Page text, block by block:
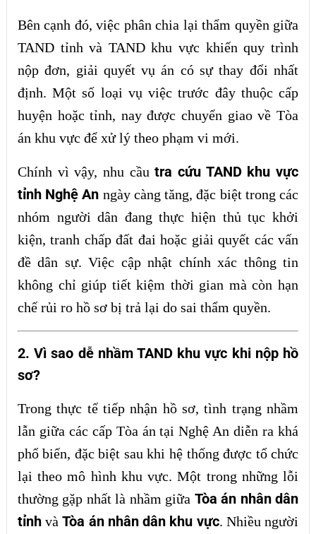
Bên cạnh đó, việc phân chia lại thẩm quyền giữa
TAND tỉnh và TAND khu vực khiến quy trình
nộp đơn, giải quyết vụ án có sự thay đổi nhất
định. Một số loại vụ việc trước đây thuộc cấp
huyện hoặc tỉnh, nay được chuyển giao về Tòa
án khu vực để xử lý theo phạm vi mới.
Chính vì vậy, nhu cầutra cứu TAND khu vực
tỉnh Nghệ An ngày càng tăng, đặc biệt trong các
nhóm người dân đang thực hiện thủ tục khởi
kiện, tranh chấp đất đai hoặc giải quyết các vấn
đề dân sự. Việc cập nhật chính xác thông tin
không chỉ giúp tiết kiệm thời gian mà còn hạn
chế rủi ro hồ sơ bị trả lại do sai thẩm quyền.
2. Vì sao dễ nhầm TAND khu vực khi nộp hồ
sơ?
Trong thực tế tiếp nhận hồ sơ, tình trạng nhầm
lẫn giữa các cấp Tòa án tại Nghệ An diễn ra khá
phổ biến, đặc biệt sau khi hệ thống được tổ chức
lại theo mô hình khu vực. Một trong những lỗi
thường gặp nhất là nhầm giữa Tòa án nhân dân
tỉnhvàTòa án nhân dân khu vực. Nhiều người